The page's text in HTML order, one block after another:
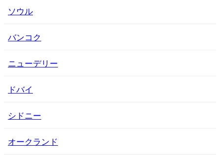
ソウル
バンコク
ニューデリー
ドバイ
シドニー
オークランド